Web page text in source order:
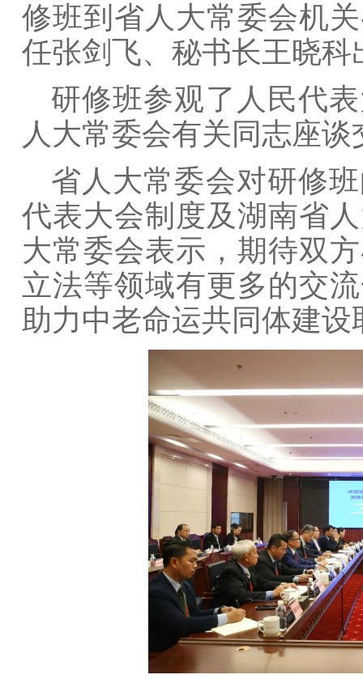
修班到省人大常委会机
任张剑飞、秘书长王晓科
研修班参观了人民代
人大常委会有关同志座谈
省人大常委会对研修
代表大会制度及湖南省
大常委会表示，期待双
立法等领域有更多的交
助力中老命运共同体建